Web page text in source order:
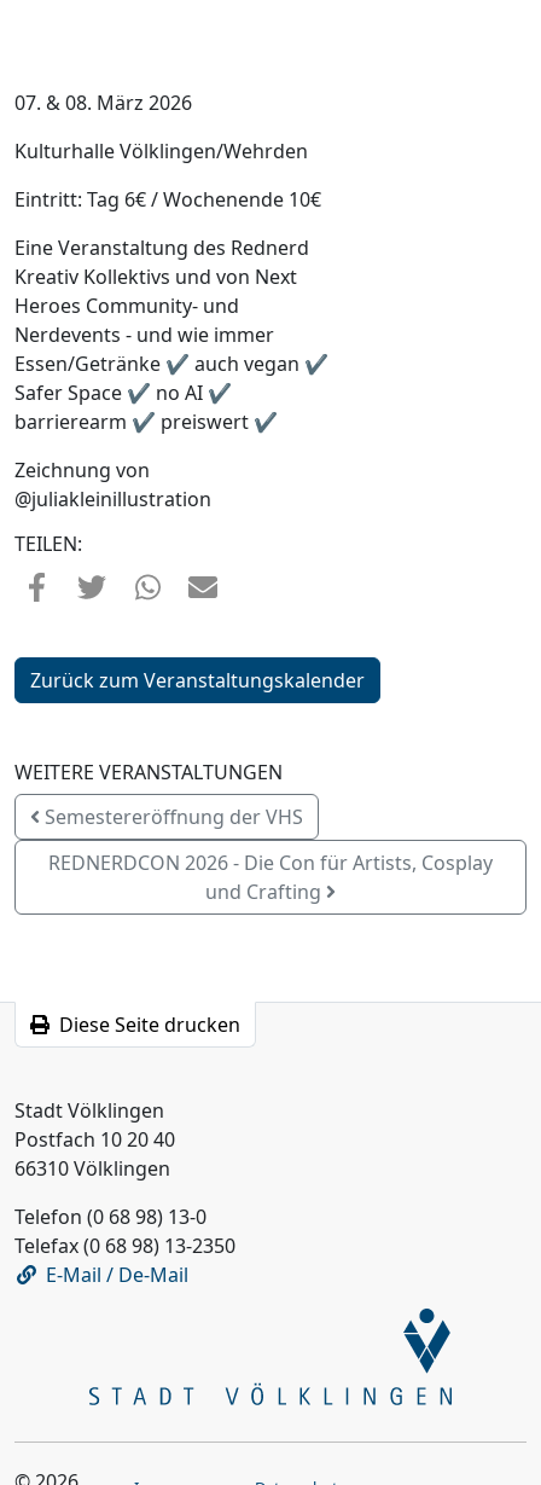
07. & 08. März 2026
Kulturhalle Völklingen/Wehrden
Eintritt: Tag 6€ / Wochenende 10€
Eine Veranstaltung des Rednerd
Kreativ Kollektivs und von Next
Heroes Community- und
Nerdevents - und wie immer
Essen/Getränke ✔ auch vegan ✔
Safer Space ✔ no AI ✔
barrierearm ✔ preiswert ✔
Zeichnung von
@juliakleinillustration
TEILEN:
Zurück zum Veranstaltungskalender
WEITERE VERANSTALTUNGEN
Semestereröffnung der VHS
REDNERDCON 2026 - Die Con für Artists, Cosplay
und Crafting
Diese Seite drucken
Stadt Völklingen
Postfach 10 20 40
66310 Völklingen
Telefon (0 68 98) 13-0
Telefax (0 68 98) 13-2350
E-Mail / De-Mail